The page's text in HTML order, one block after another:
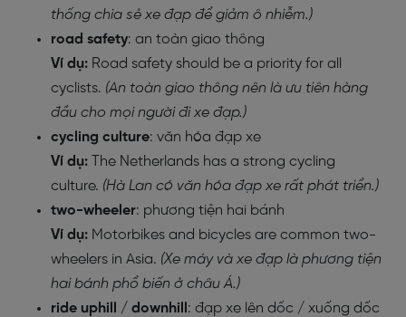
thống chia sẻ xe đạp để giảm ô nhiễm.)
road safety: an toàn giao thông
Ví dụ: Road safety should be a priority for all
cyclists. (An toàn giao thông nên là ưu tiên hàng
đầu cho mọi người đi xe đạp.)
cycling culture: văn hóa đạp xe
Ví dụ: The Netherlands has a strong cycling
culture. (Hà Lan có văn hóa đạp xe rất phát triển.)
two-wheeler: phương tiện hai bánh
Ví dụ: Motorbikes and bicycles are common two-
wheelers in Asia. (Xe máy và xe đạp là phương tiện
hai bánh phổ biến ở châu Á.)
ride uphill / downhill : đạp xe lên dốc / xuống dốc